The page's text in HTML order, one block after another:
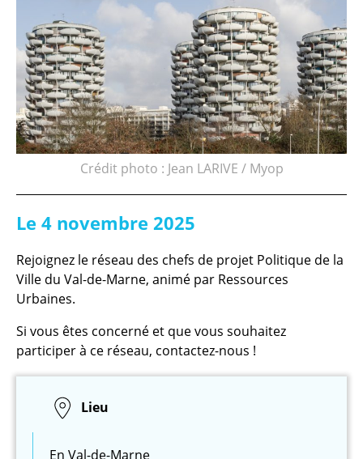
Crédit photo : Jean LARIVE / Myop
Le 4 novembre 2025
Rejoignez le réseau des chefs de projet Politique de la
Ville du Val-de-Marne, animé par Ressources
Urbaines.
Si vous êtes concerné et que vous souhaitez
participer à ce réseau, contactez-nous !
Lieu
En Val-de-Marne